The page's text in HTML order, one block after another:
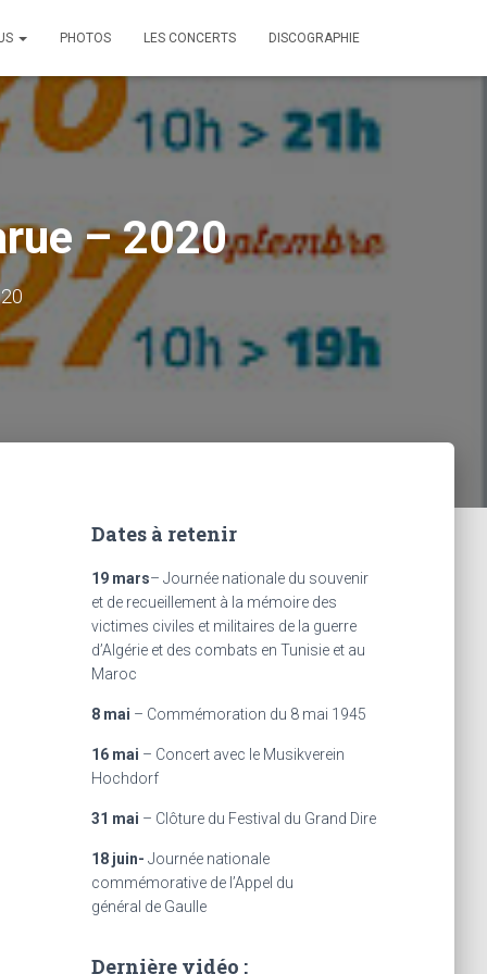
PHOTOS LES CONCERTS DISCOGRAPHIE
– 2020
Dates à retenir
19 mars– Journée nationale du souvenir
et de recueillement à la mémoire des
victimes civiles et militaires de la guerre
d’Algérie et des combats en Tunisie et au
Maroc
8 mai – Commémoration du 8 mai 1945
16 mai – Concert avec le Musikverein
Hochdorf
31 mai – Clôture du Festival du Grand Dire
18 juin- Journée nationale
commémorative de l’Appel du
général de Gaulle
Dernière vidéo :